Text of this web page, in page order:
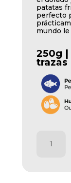
patatas
perfecto
mundo
250g
trazas
fritas